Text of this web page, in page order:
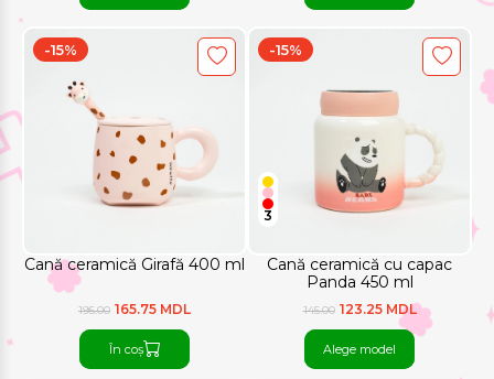
Cană ceramică Girafă 400 ml
-15%
195.00 165.75 MDL
În coș
Cană ceramică cu capac
Panda 450 ml
-15%
3
145.00 123.25 MDL
Alege model